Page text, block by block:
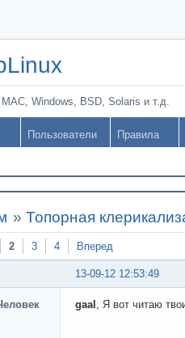
Windows, BSD, Solaris и т.д.
Пользователи Правила
»Топорная
2 3 4 Вперед
13-09-12 12:53:49
gaal , Я вот читаю